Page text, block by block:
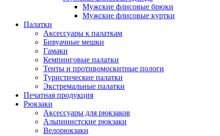
Мужские флисовые брюки
Мужские флисовые куртки
Палатки
Аксессуары к палаткам
Бивуачные мешки
Гамаки
Кемпинговые палатки
Тенты и противомоскитные пологи
Туристические палатки
Экстремальные палатки
Печатная продукция
Рюкзаки
Аксессуары для рюкзаков
Альпинистские рюкзаки
Велорюкзаки